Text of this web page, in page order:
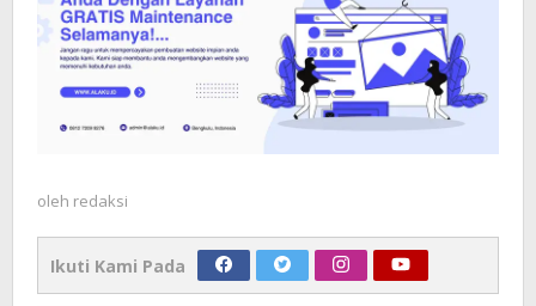
oleh redaksi
Ikuti Kami Pada